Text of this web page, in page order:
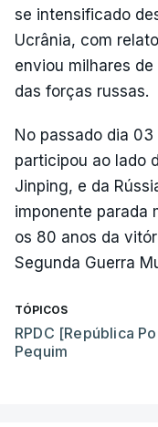
se intensificado
Ucrânia, com
enviou milhares
das forças russas.
No passado dia
participou ao lado
Jinping, e da
imponente parada
os 80 anos da
Segunda Guerra
TÓPICOS
RPDC [República
Pequim